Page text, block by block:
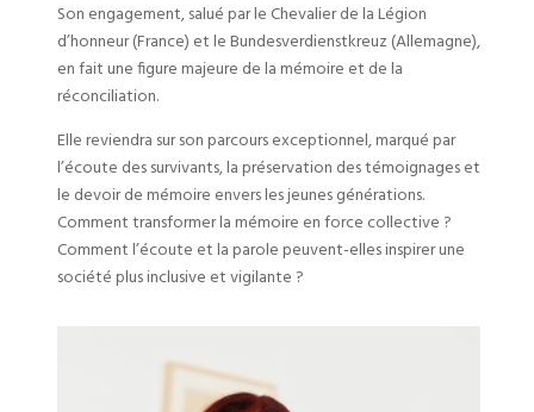
Son engagement, salué par le Chevalier de la Légion
d’honneur (France) et le Bundesverdienstkreuz (Allemagne),
en fait une figure majeure de la mémoire et de la
réconciliation.
Elle reviendra sur son parcours exceptionnel, marqué par
l’écoute des survivants, la préservation des témoignages et
le devoir de mémoire envers les jeunes générations.
Comment transformer la mémoire en force collective ?
Comment l’écoute et la parole peuvent-elles inspirer une
société plus inclusive et vigilante ?